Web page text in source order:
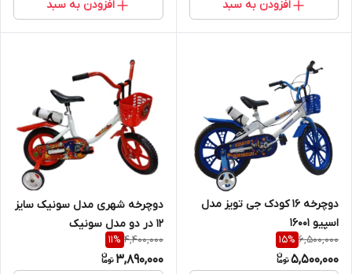
افزودن به سبد افزودن به سبد
دوچرخه 16 کودک جی تویز مدل
اسپیو 16001
6,500,000
15%
5,500,000
دوچرخه شهری مدل سونیک سایز
12 در دو مدل سونیک
4,400,000
11%
3,890,000